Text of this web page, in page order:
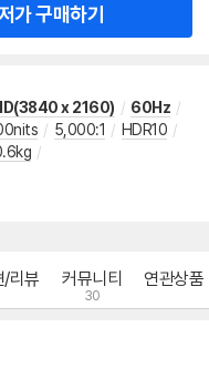
가 구매하기
x 2160) / 60Hz /
/ 5,000:1 / HDR10 /
/
/리뷰 커뮤니티
30
연관상품